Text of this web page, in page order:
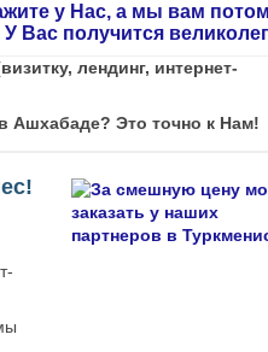
у Нас, а мы вам потом
Вас получится
лендинг, интернет-
Ашхабаде? Это точно к Нам!